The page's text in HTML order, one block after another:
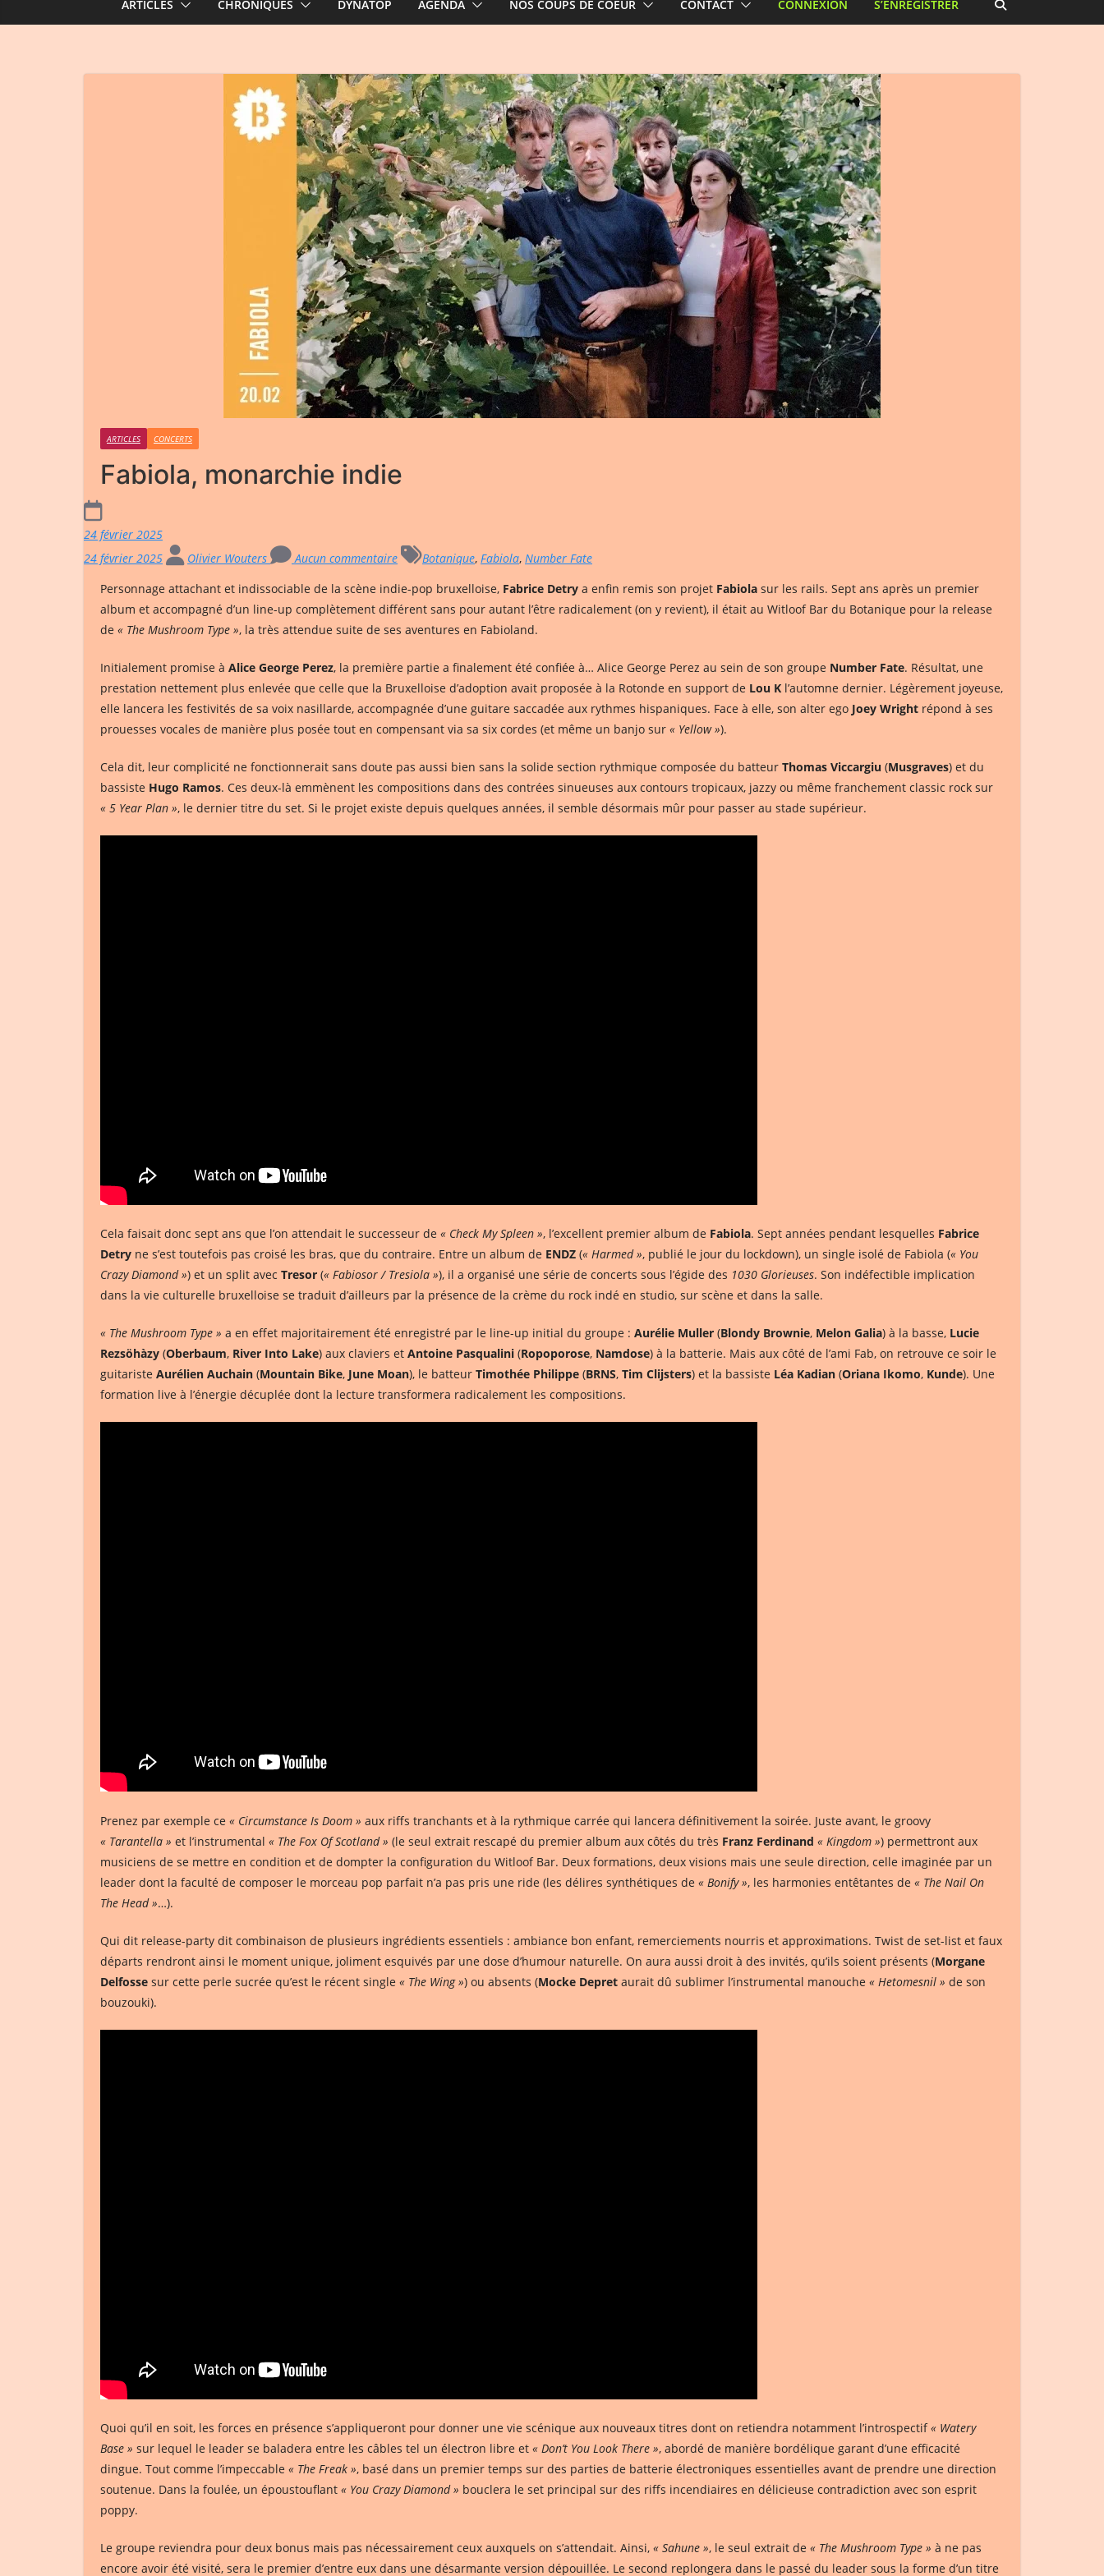
ARTICLES CHRONIQUES DYNATOP AGENDA NOS COUPS DE COEUR CONTACT CONNEXION S’ENREGISTRER
ARTICLES CONCERTS
Fabiola, monarchie indie
24 février 2025
24 février 2025
Olivier Wouters Aucun commentaire Botanique, Fabiola, Number Fate
Personnage attachant et indissociable de la scène indie-pop bruxelloise, Fabrice Detry a enfin remis son projet Fabiola sur les rails. Sept ans après un premier
album et accompagné d’un line-up complètement différent sans pour autant l’être radicalement (on y revient), il était au Witloof Bar du Botanique pour la release
de « The Mushroom Type », la très attendue suite de ses aventures en Fabioland.
Initialement promise à Alice George Perez, la première partie a finalement été confiée à… Alice George Perez au sein de son groupe Number Fate. Résultat, une
prestation nettement plus enlevée que celle que la Bruxelloise d’adoption avait proposée à la Rotonde en support de Lou K l’automne dernier. Légèrement joyeuse,
elle lancera les festivités de sa voix nasillarde, accompagnée d’une guitare saccadée aux rythmes hispaniques. Face à elle, son alter ego Joey Wright répond à ses
prouesses vocales de manière plus posée tout en compensant via sa six cordes (et même un banjo sur « Yellow »).
Cela dit, leur complicité ne fonctionnerait sans doute pas aussi bien sans la solide section rythmique composée du batteur Thomas Viccargiu (Musgraves) et du
bassiste Hugo Ramos. Ces deux-là emmènent les compositions dans des contrées sinueuses aux contours tropicaux, jazzy ou même franchement classic rock sur
« 5 Year Plan », le dernier titre du set. Si le projet existe depuis quelques années, il semble désormais mûr pour passer au stade supérieur.
Cela faisait donc sept ans que l’on attendait le successeur de « Check My Spleen », l’excellent premier album de Fabiola. Sept années pendant lesquelles Fabrice
Detry ne s’est toutefois pas croisé les bras, que du contraire. Entre un album de ENDZ (« Harmed », publié le jour du lockdown), un single isolé de Fabiola (« You
Crazy Diamond ») et un split avec Tresor (« Fabiosor / Tresiola »), il a organisé une série de concerts sous l’égide des 1030 Glorieuses. Son indéfectible implication
dans la vie culturelle bruxelloise se traduit d’ailleurs par la présence de la crème du rock indé en studio, sur scène et dans la salle.
« The Mushroom Type » a en effet majoritairement été enregistré par le line-up initial du groupe : Aurélie Muller (Blondy Brownie, Melon Galia) à la basse, Lucie
Rezsöhàzy (Oberbaum, River Into Lake) aux claviers et Antoine Pasqualini (Ropoporose, Namdose) à la batterie. Mais aux côté de l’ami Fab, on retrouve ce soir le
guitariste Aurélien Auchain (Mountain Bike, June Moan), le batteur Timothée Philippe (BRNS, Tim Clijsters) et la bassiste Léa Kadian (Oriana Ikomo, Kunde). Une
formation live à l’énergie décuplée dont la lecture transformera radicalement les compositions.
Prenez par exemple ce « Circumstance Is Doom » aux riffs tranchants et à la rythmique carrée qui lancera définitivement la soirée. Juste avant, le groovy
« Tarantella » et l’instrumental « The Fox Of Scotland » (le seul extrait rescapé du premier album aux côtés du très Franz Ferdinand « Kingdom ») permettront aux
musiciens de se mettre en condition et de dompter la configuration du Witloof Bar. Deux formations, deux visions mais une seule direction, celle imaginée par un
leader dont la faculté de composer le morceau pop parfait n’a pas pris une ride (les délires synthétiques de « Bonify », les harmonies entêtantes de « The Nail On
The Head »…).
Qui dit release-party dit combinaison de plusieurs ingrédients essentiels : ambiance bon enfant, remerciements nourris et approximations. Twist de set-list et faux
départs rendront ainsi le moment unique, joliment esquivés par une dose d’humour naturelle. On aura aussi droit à des invités, qu’ils soient présents (Morgane
Delfosse sur cette perle sucrée qu’est le récent single « The Wing ») ou absents (Mocke Depret aurait dû sublimer l’instrumental manouche « Hetomesnil » de son
bouzouki).
Quoi qu’il en soit, les forces en présence s’appliqueront pour donner une vie scénique aux nouveaux titres dont on retiendra notamment l’introspectif« Watery
Base » sur lequel le leader se baladera entre les câbles tel un électron libre et « Don’t You Look There », abordé de manière bordélique garant d’une efficacité
dingue. Tout comme l’impeccable « The Freak », basé dans un premier temps sur des parties de batterie électroniques essentielles avant de prendre une direction
soutenue. Dans la foulée, un époustouflant « You Crazy Diamond » bouclera le set principal sur des riffs incendiaires en délicieuse contradiction avec son esprit
poppy.
Le groupe reviendra pour deux bonus mais pas nécessairement ceux auxquels on s’attendait. Ainsi, « Sahune », le seul extrait de « The Mushroom Type » à ne pas
encore avoir été visité, sera le premier d’entre eux dans une désarmante version dépouillée. Le second replongera dans le passé du leader sous la forme d’un titre